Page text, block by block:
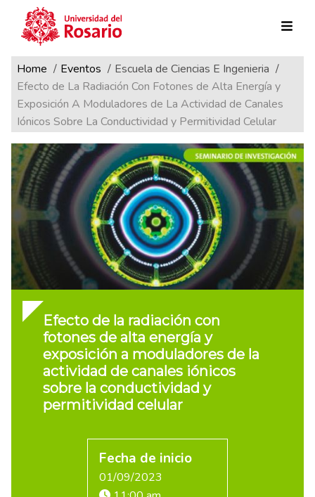
Pasar al contenido principal
Ruta de navegación
Home Eventos
Escuela de Ciencias E Ingenieria
Efecto de La Radiación Con Fotones de Alta Energía y
Exposición A Moduladores de La Actividad de Canales
Iónicos Sobre La Conductividad y Permitividad Celular
Efecto de la radiación con
fotones de alta energía y
exposición a moduladores de la
actividad de canales iónicos
sobre la conductividad y
permitividad celular
Fecha de inicio
01/09/2023